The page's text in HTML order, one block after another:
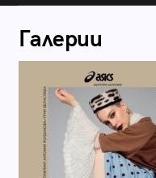
Галерии